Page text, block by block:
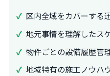
区内全域をカバーする
地元事情を理解したス
物件ごとの設備履歴管
地域特有の施工ノウハ